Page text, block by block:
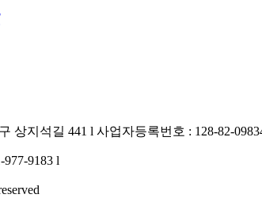
상지석길 441 l 사업자등록번호 : 128-82-
977-9183 l